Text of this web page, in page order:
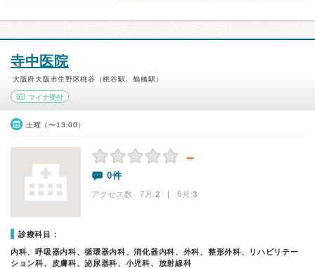
寺中医院
大阪府大阪市生野区桃谷（桃谷駅、鶴橋駅）
マイナ受付
土曜（〜13:00）
－
0件
アクセス数 7月:2 | 6月:3
診療科目：
内科、呼吸器内科、循環器内科、消化器内科、外科、整形外科、リハビリテー
ション科、皮膚科、泌尿器科、小児科、放射線科